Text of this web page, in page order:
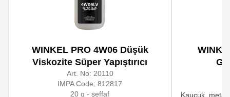
WINKEL PRO 4W06 Düşük
Viskozite Süper Yapıştırıcı
Art. No: 20110
IMPA Code:812817
20 g - şeffaf
Kauçuk,